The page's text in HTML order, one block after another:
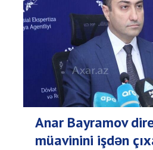
Anar Bayramov
müavinini işdən